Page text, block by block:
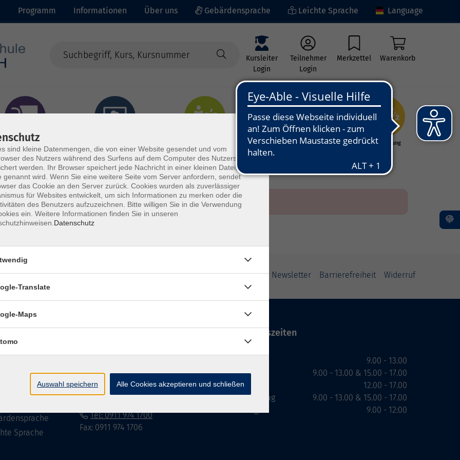
Programm Informationen Über uns Gebärdensprache Leichte Sprache Language
Kursleiter
Login
Teilnehmer
Login
Merkzettel Warenkorb
- Integration
Kunst - Kultur -
Grundbildung
Impressum Datenschutzerklärung AGB Newsletter Barrierefreiheit Widerruf
Sprache
90762 Fürth
info@vhs-fuerth.de
Tel: 0911 974 1700
Fax: 0911 974 1706
Öffnungszeiten
Dienstag
Mittwoch
Donnerstag
9.00 - 13.00
9.00 - 13.00 & 15.00 - 17.00
12.00 - 17.00
9.00 - 13.00 & 15.00 - 17.00
9.00 - 12:00
sind kleine Datenmengen, die von einer Website gesendet und vom
des Nutzers während des Surfens auf dem Computer des Nutzers
werden. Ihr Browser speichert jede Nachricht in einer kleinen Datei, die
genannt wird. Wenn Sie eine weitere Seite vom Server anfordern, sendet
das Cookie an den Server zurück. Cookies wurden als zuverlässiger
für Websites entwickelt, um sich Informationen zu merken oder die
des Benutzers aufzuzeichnen. Bitte willigen Sie in die Verwendung
ein. Weitere Informationen finden Sie in unseren
Datenschutz
×
Translate
Maps
Auswahl speichern Alle Cookies akzeptieren und schließen